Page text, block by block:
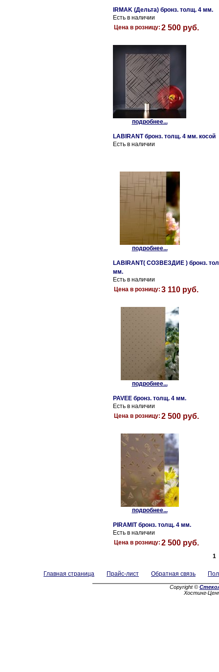
IRMAK (Дельта) бронз. толщ. 4 мм.
Есть в наличии
Цена в розницу: 2 500 руб.
подробнее...
LABIRANT бронз. толщ. 4 мм. косой
Есть в наличии
подробнее...
LABIRANT( СОЗВЕЗДИЕ ) бронз.
мм.
Есть в наличии
Цена в розницу: 3 110 руб.
подробнее...
PAVEE бронз. толщ. 4 мм.
Есть в наличии
Цена в розницу: 2 500 руб.
подробнее...
PIRAMIT бронз. толщ. 4 мм.
Есть в наличии
Цена в розницу: 2 500 руб.
1
Главная страница Прайс-лист Обратная связь
Copyright ©
Хостинг-